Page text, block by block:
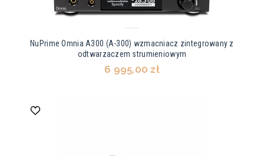
NuPrime Omnia A300 (A-300) wzmacniacz zintegrowany z
odtwarzaczem strumieniowym
6 995,00 zł